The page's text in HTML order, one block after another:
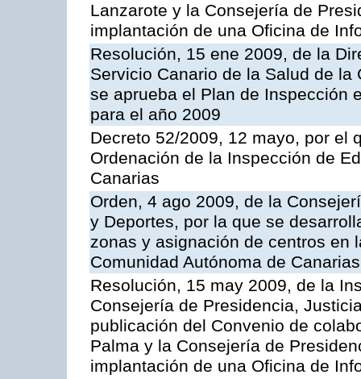
Lanzarote y la Consejería de
implantación de una Oficina de
Resolución, 15 ene 2009, de la
Servicio Canario de la Salud de
se aprueba el Plan de Inspección
para el año 2009
Decreto 52/2009, 12 mayo, por el
Ordenación de la Inspección de
Canarias
Orden, 4 ago 2009, de la
y Deportes, por la que se
zonas y asignación de centros en
Comunidad Autónoma de Canarias
Resolución, 15 may 2009, de la
Consejería de Presidencia,
publicación del Convenio de
Palma y la Consejería de
implantación de una Oficina de